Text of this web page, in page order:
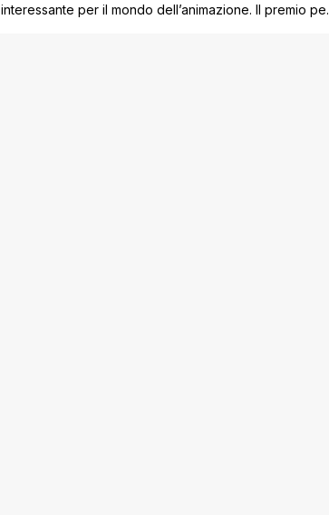
interessante per il mondo dell’animazione. Il premio per